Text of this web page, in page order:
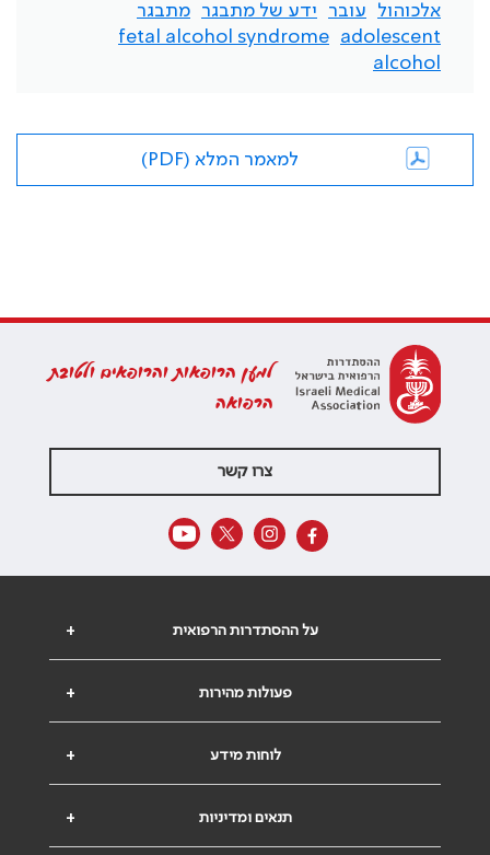
אלכוהול
עובר ידע של מתבגר
מתבגר
adolescent
fetal alcohol syndrome
alcohol
למאמר המלא (PDF)
למען הרופאות והרופאים ולטובת
הרפואה
צרו קשר
+ על ההסתדרות הרפואית
+ פעולות מהירות
+ לוחות מידע
+ תנאים ומדיניות